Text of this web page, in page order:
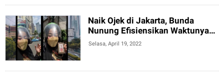
Naik Ojek di Jakarta, Bunda
Nunung Efisiensikan Waktunya
Lobi ke Kementerian
Selasa, April 19, 2022